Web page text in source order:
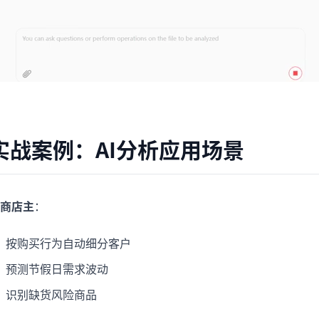
战案例：AI分析应用场景
店主：
按购买行为自动细分客户
预测节假日需求波动
识别缺货风险商品